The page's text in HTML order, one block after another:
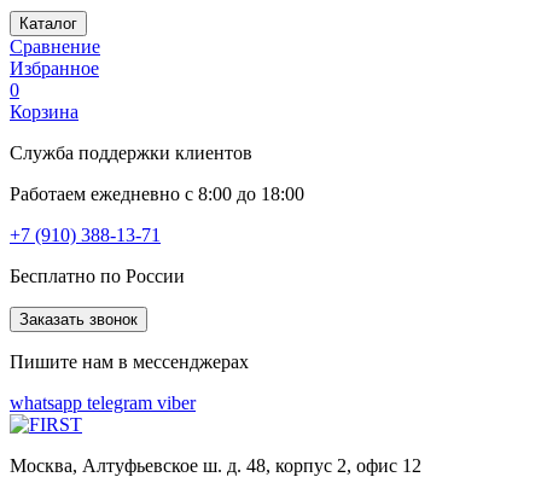
Каталог
Сравнение
Избранное
0
Корзина
Служба поддержки клиентов
Работаем ежедневно с 8:00 до 18:00
+7 (910) 388-13-71
Бесплатно по России
Заказать звонок
Пишите нам в мессенджерах
whatsapp telegram viber
Москва, Алтуфьевское ш. д. 48, корпус 2, офис 12